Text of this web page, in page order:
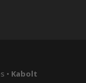
• Kabolt